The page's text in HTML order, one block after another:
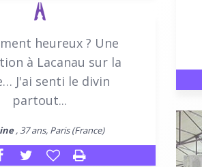
heureux ? Une
à Lacanau sur la
J'ai senti le divin
partout...
, 37 ans, Paris (France)